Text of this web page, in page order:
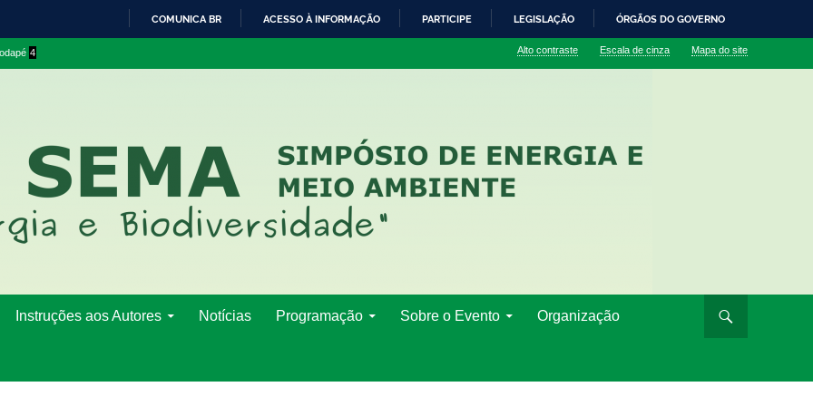
O
COMUNICA BR ACESSO À INFORMAÇÃO PARTICIPE LEGISLAÇÃO ÓRGÃOS DO GOVERNO
4 Alto contraste Escala de cinza Mapa do site
Instruções aos Autores Notícias Programação Sobre o Evento Organização